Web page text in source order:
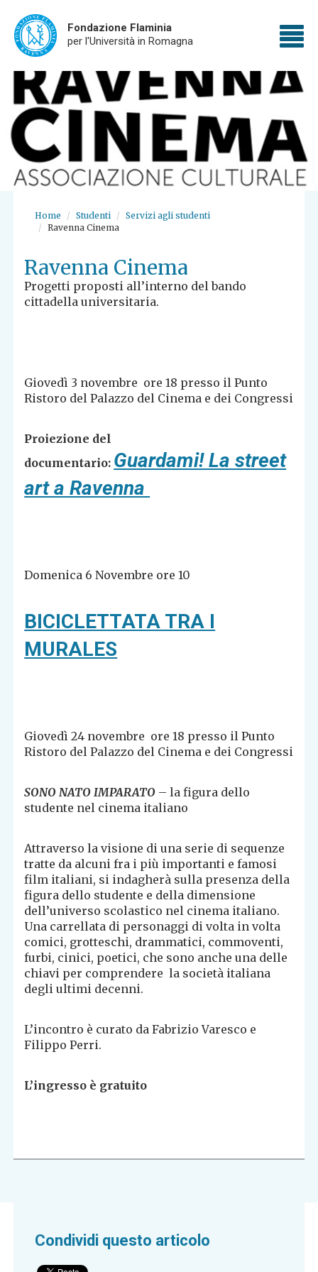
main
content
Fondazione Flaminia
per l'Università in Romagna
Home Studenti
Servizi agli studenti
Ravenna Cinema
Ravenna Cinema
Progetti proposti all’interno del bando
cittadella universitaria.
Giovedì 3 novembre ore 18 presso il Punto
Ristoro del Palazzo del Cinema e dei Congressi
Proiezione del
documentario: Guardami! La street
art a Ravenna
Domenica 6 Novembre ore 10
BICICLETTATA TRA I
MURALES
Giovedì 24 novembre ore 18 presso il Punto
Ristoro del Palazzo del Cinema e dei Congressi
SONO NATO IMPARATO – la figura dello
studente nel cinema italiano
Attraverso la visione di una serie di sequenze
tratte da alcuni fra i più importanti e famosi
film italiani, si indagherà sulla presenza della
figura dello studente e della dimensione
dell’universo scolastico nel cinema italiano.
Una carrellata di personaggi di volta in volta
comici, grotteschi, drammatici, commoventi,
furbi, cinici, poetici, che sono anche una delle
chiavi per comprendere la società italiana
degli ultimi decenni.
L’incontro è curato da Fabrizio Varesco e
Filippo Perri.
L’ingresso è gratuito
Condividi questo articolo